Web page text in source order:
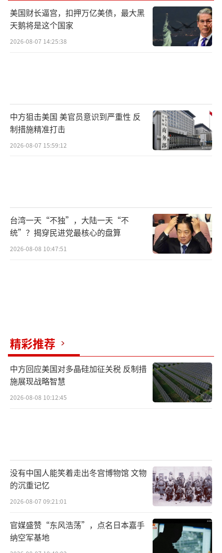
美国财长逼宫，扣押万亿美债，最大黑
天鹅将是这个国家
2026-08-07 14:25:38
中方狙击美国 美官员意识到严重性 反
制措施精准打击
2026-08-07 15:59:12
台湾一天“不独”，大陆一天“不
统”？揭穿民进党最核心的盘算
2026-08-08 10:47:51
精彩推荐
中方回应美国对多晶硅加征关税 反制措
施展现战略智慧
2026-08-08 10:12:45
没有中国人能笑着走出冬宫博物馆 文物
的沉重记忆
2026-08-07 09:21:01
官媒盛赞“东风浩荡”，点名日本嘉手
纳空军基地